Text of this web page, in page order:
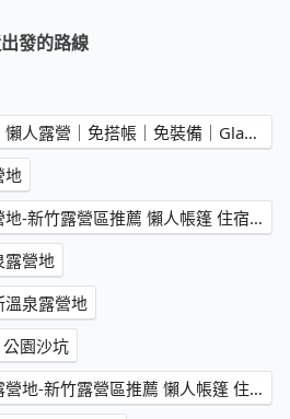
發的路線
新北市→綠雲海露營區｜懶人露營｜免搭帳｜免裝備｜Glamping｜空中帳篷｜搭帳營位｜不含餐類型
地
新北市→威尼斯溫泉露營地-新竹露營區推薦 懶人帳篷 住宿 會館 價格 評價 必住 高CP值 渡假小屋 網友好評 溫泉湯屋 精緻套房 烤肉 火鍋 露營設備出租 親子家庭 豪華 渡假休閒旅遊 熱門 人氣優惠 網美網紅打卡 拍照首選 戶外場地租借
營地
泉露營地
園沙坑
淡水老街→威尼斯溫泉露營地-新竹露營區推薦 懶人帳篷 住宿 會館 價格 評價 必住 高CP值 渡假小屋 網友好評 溫泉湯屋 精緻套房 烤肉 火鍋 露營設備出租 親子家庭 豪華 渡假休閒旅遊 熱門 人氣優惠 網美網紅打卡 拍照首選 戶外場地租借